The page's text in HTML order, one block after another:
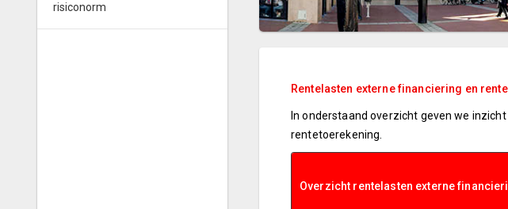
risiconorm
Rentelasten externe financiering en
In onderstaand overzicht geven we
rentetoerekening.
Overzicht rentelasten externe